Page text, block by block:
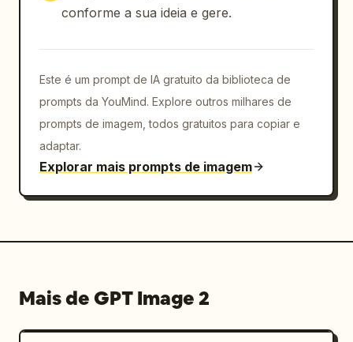
conforme a sua ideia e gere.
Este é um prompt de IA gratuito da biblioteca de
prompts da YouMind. Explore outros milhares de
prompts de imagem, todos gratuitos para copiar e
adaptar.
Explorar mais prompts de imagem
Mais de GPT Image 2